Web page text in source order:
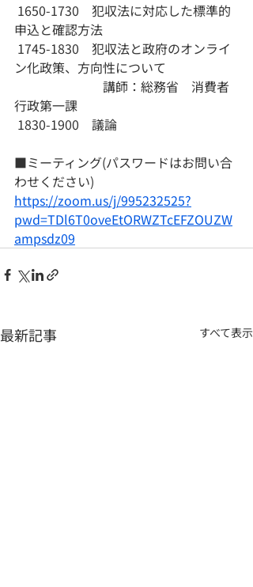
1650-1730　犯収法に対応した標準的
申込と確認方法
1745-1830　犯収法と政府のオンライ
ン化政策、方向性について
講師：総務省　消費者
行政第一課
1830-1900　議論
■ミーティング(パスワードはお問い合
わせください)
https://zoom.us/j/995232525?
pwd=TDl6T0oveEtORWZTcEFZOUZW
ampsdz09
最新記事 すべて表示